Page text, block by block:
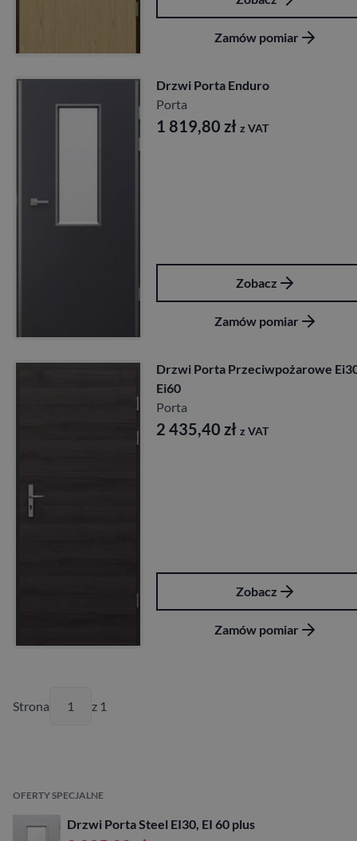
Zamów pomiar
Drzwi Porta Enduro
Porta
1 819,80 zł z VAT
Zobacz
Zamów pomiar
Drzwi Porta Przeciwpożarowe
Ei60
Porta
2 435,40 zł z VAT
Zobacz
Zamów pomiar
Strona z 1
OFERTY SPECJALNE
Drzwi Porta Steel EI30, EI 60 plus